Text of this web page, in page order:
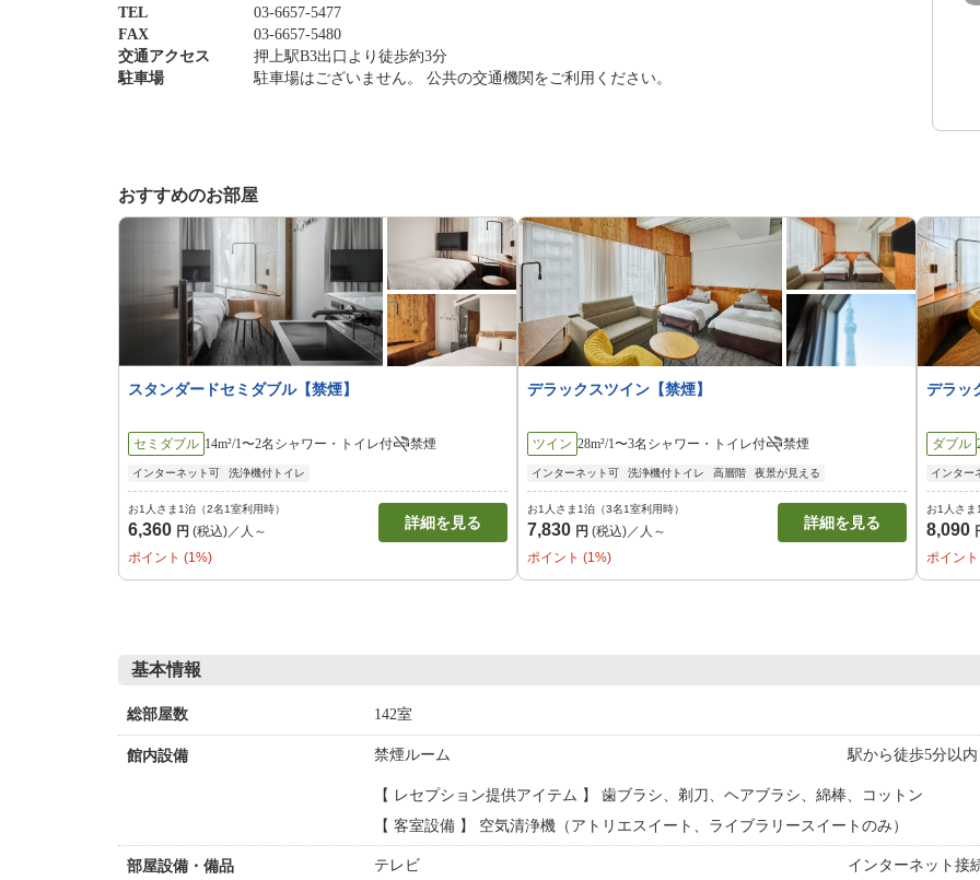
TEL
03-6657-5477
FAX
03-6657-5480
交通アクセス
押上駅B3出口より徒歩約3分
駐車場
駐車場はございません。 公共の交通機関をご利用ください。
おすすめのお部屋
スタンダードセミダブル【禁煙】
セミダブル 14m²/1〜2名 シャワー・トイレ付 禁煙
インターネット可 洗浄機付トイレ
お1人さま1泊（2名1室利用時）
6,360 円 (税込)／人～ 詳細を見る
ポイント (1%)
デラックスツイン【禁煙】
ツイン 28m²/1〜3名 シャワー・トイレ付 禁煙
インターネット可 洗浄機付トイレ 高層階 夜景が見える
お1人さま1泊（3名1室利用時）
7,830 円 (税込)／人～ 詳細を見る
ポイント (1%)
デラッ
ダブル
インター
お1人さま
8,090
ポイン
基本情報
総部屋数 142室
館内設備 禁煙ルーム 駅から徒歩5分以内
【 レセプション提供アイテム 】 歯ブラシ、剃刀、ヘアブラシ、綿棒、コットン
【 客室設備 】 空気清浄機（アトリエスイート、ライブラリースイートのみ）
部屋設備・備品 テレビ
インターネット接